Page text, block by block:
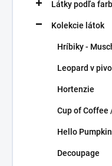
Látky podľa
Kolekcie látok
Hríbiky -
Leopard v
Hortenzie
Cup of Coffee
Hello Pumpkin
Decoupage